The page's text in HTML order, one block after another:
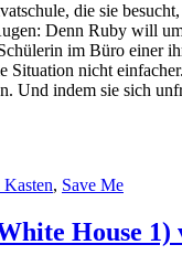
die sie
Denn Ruby will
im Büro einer
nicht
Und indem sie sich
, Save Me
House 1)